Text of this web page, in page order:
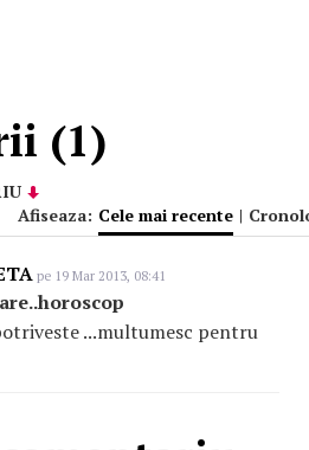
(1)
Afiseaza: Cele mai recente |
pe 19 Mar 2013, 08:41
...multumesc pentru